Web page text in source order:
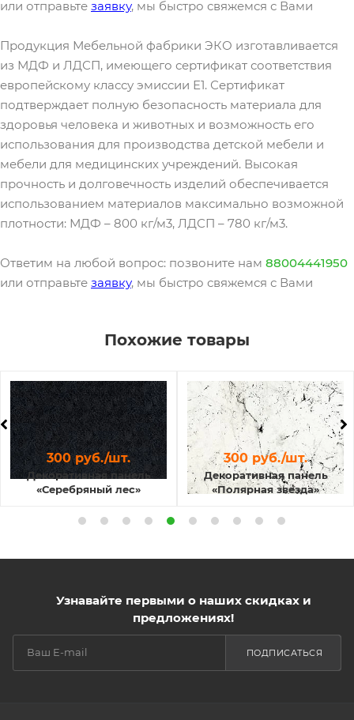
или отправьте заявку, мы быстро свяжемся с Вами
Продукция Мебельной фабрики ЭКО изготавливается
из МДФ и ЛДСП, имеющего сертификат соответствия
европейскому классу эмиссии Е1. Сертификат
подтверждает полную безопасность материала для
здоровья человека и животных и возможность его
использования для производства детской мебели и
мебели для медицинских учреждений. Высокая
прочность и долговечность изделий обеспечивается
использованием материалов максимально возможной
плотности: МДФ – 800 кг/м3, ЛДСП – 780 кг/м3.
Ответим на любой вопрос: позвоните нам 88004441950
или отправьте заявку, мы быстро свяжемся с Вами
Похожие товары
Декоративная панель
«Серебряный лес»
300 руб./шт.
Декоративная панель
«Полярная звезда»
300 руб./шт.
Узнавайте первыми о наших скидках и
предложениях!
ПОДПИСАТЬСЯ